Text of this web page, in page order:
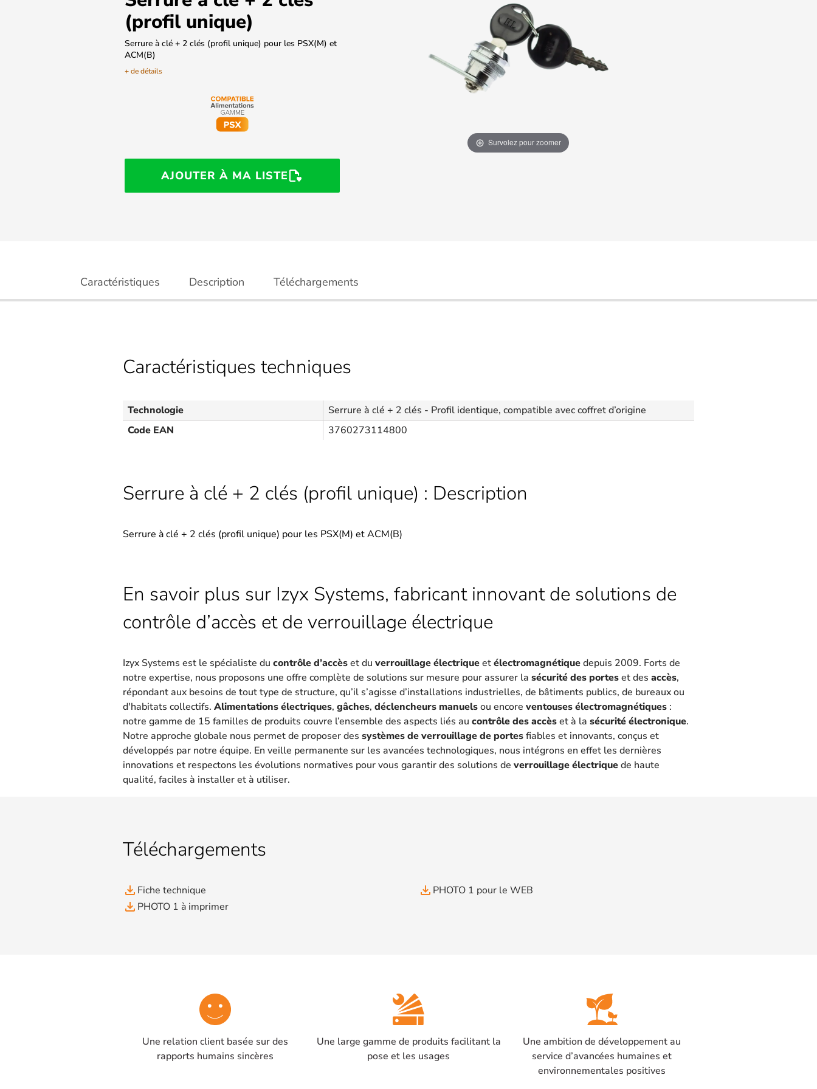
(profil unique)
Serrure à clé + 2 clés (profil unique) pour les PSX(M) et
ACM(B)
+ de détails
AJOUTER À MA LISTE
Survolez pour zoomer
Caractéristiques Description Téléchargements
Caractéristiques techniques
Technologie
Serrure à clé + 2 clés - Profil identique, compatible avec coffret d’origine
Code EAN
3760273114800
Serrure à clé + 2 clés (profil unique) : Description
Serrure à clé + 2 clés (profil unique) pour les PSX(M) et ACM(B)
En savoir plus sur Izyx Systems, fabricant innovant de solutions de
contrôle d’accès et de verrouillage électrique
Izyx Systems est le spécialiste du contrôle d’accèset du verrouillage électriqueetélectromagnétiquedepuis 2009. Forts de
notre expertise, nous proposons une offre complète de solutions sur mesure pour assurer la sécurité des porteset des accès,
répondant aux besoins de tout type de structure, qu’il s’agisse d’installations industrielles, de bâtiments publics, de bureaux ou
d'habitats collectifs. Alimentations électriques, gâches, déclencheurs manuelsou encore ventouses électromagnétiques :
notre gamme de 15 familles de produits couvre l’ensemble des aspects liés au contrôle des accèset à la sécurité électronique.
Notre approche globale nous permet de proposer des systèmes de verrouillage de portesfiables et innovants, conçus et
développés par notre équipe. En veille permanente sur les avancées technologiques, nous intégrons en effet les dernières
innovations et respectons les évolutions normatives pour vous garantir des solutions de verrouillage électriquede haute
qualité, faciles à installer et à utiliser.
Téléchargements
file_download Fiche technique
file_download PHOTO 1 à imprimer
file_download PHOTO 1 pour le WEB
Une relation client basée sur des
rapports humains sincères
Une large gamme de produits facilitant la
pose et les usages
Une ambition de développement au
service d’avancées humaines et
environnementales positives